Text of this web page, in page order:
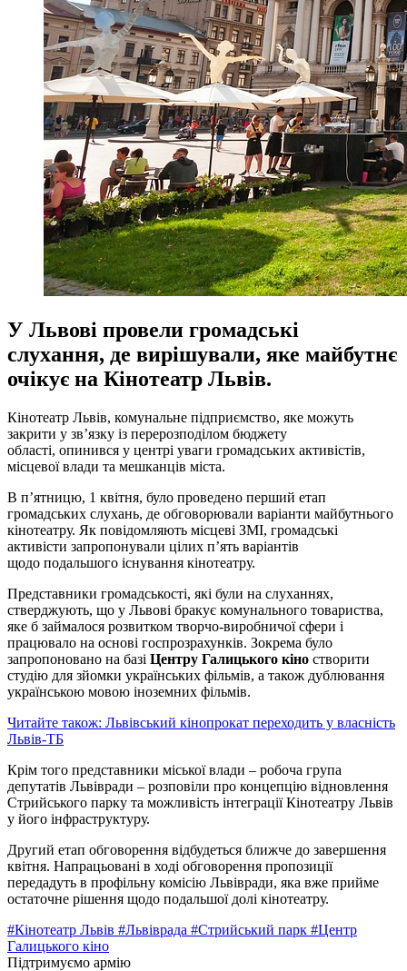
У Львові провели громадські
слухання, де вирішували, яке майбутнє
очікує на Кінотеатр Львів.
Кінотеатр Львів, комунальне підприємство, яке можуть
закрити у зв’язку із перерозподілом бюджету
області, опинився у центрі уваги громадських активістів,
місцевої влади та мешканців міста.
В п’ятницю, 1 квітня, було проведено перший етап
громадських слухань, де обговорювали варіанти майбутнього
кінотеатру. Як повідомляють місцеві ЗМІ, громадські
активісти запропонували цілих п’ять варіантів
щодо подальшого існування кінотеатру.
Представники громадськості, які були на слуханнях,
стверджують, що у Львові бракує комунального товариства,
яке б займалося розвитком творчо-виробничої сфери і
працювало на основі госпрозрахунків. Зокрема було
запропоновано на базі Центру Галицького кіно створити
студію для зйомки українських фільмів, а також дублювання
українською мовою іноземних фільмів.
Читайте також: Львівський кінопрокат переходить у власність
Львів-ТБ
Крім того представники міської влади – робоча група
депутатів Львівради – розповіли про концепцію відновлення
Стрийського парку та можливість інтеграції Кінотеатру Львів
у його інфраструктуру.
Другий етап обговорення відбудеться ближче до завершення
квітня. Напрацьовані в ході обговорення пропозиції
передадуть в профільну комісію Львівради, яка вже прийме
остаточне рішення щодо подальшої долі кінотеатру.
#Кінотеатр Львів #Львіврада #Стрийський парк #Центр
Галицького кіно
Підтримуємо армію